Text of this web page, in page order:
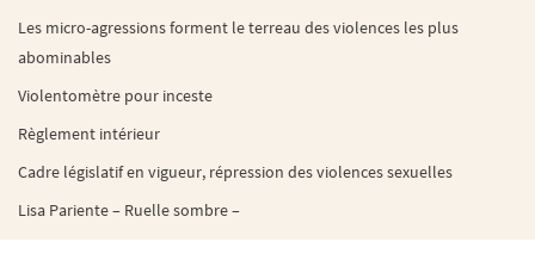
Les micro-agressions forment le terreau des violences les plus
abominables
Violentomètre pour inceste
Règlement intérieur
Cadre législatif en vigueur, répression des violences sexuelles
Lisa Pariente – Ruelle sombre –